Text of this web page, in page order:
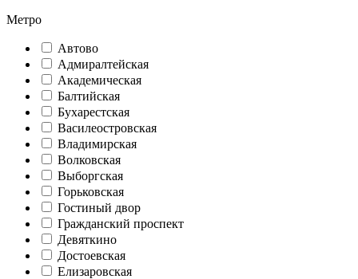
Метро
Автово
Адмиралтейская
Академическая
Балтийская
Бухарестская
Василеостровская
Владимирская
Волковская
Выборгская
Горьковская
Гостиный двор
Гражданский проспект
Девяткино
Достоевская
Елизаровская